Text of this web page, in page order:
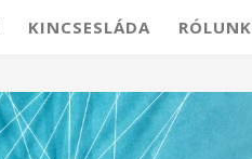
KINCSESLÁDA RÓLUNK